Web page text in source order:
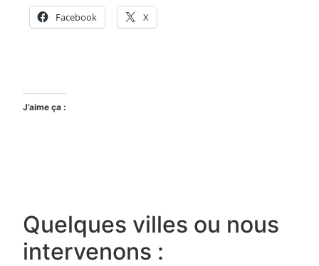
Facebook X
J’aime ça :
Quelques villes ou nous
intervenons :